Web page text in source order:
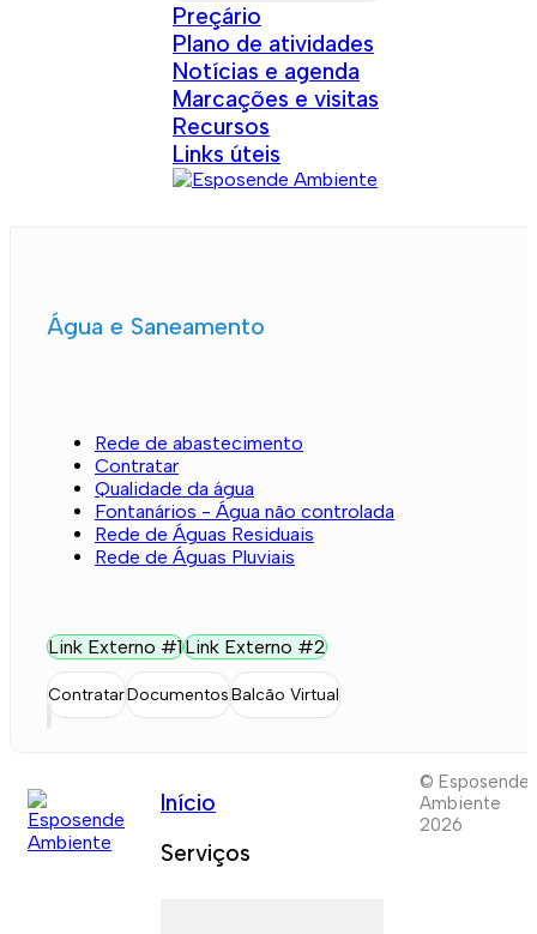
Preçário
Plano de atividades
Notícias e agenda
Marcações e visitas
Recursos
Links úteis
Água e Saneamento
Rede de abastecimento
Contratar
Qualidade da água
Fontanários - Água não controlada
Rede de Águas Residuais
Rede de Águas Pluviais
Link Externo #1Link Externo #2
ContratarDocumentosBalcão Virtual
Início
Serviços
© Esposende
Ambiente
2026